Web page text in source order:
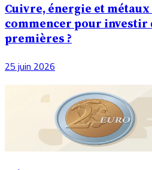
Cuivre, énergie et
commencer pour investir
premières ?
25 juin 2026